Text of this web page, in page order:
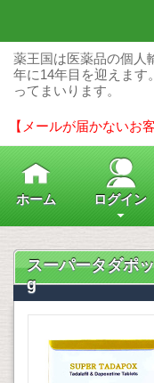
薬王国は医薬品の個人
年に14年目を迎えます
ってまいります。
【メールが届かないお
ホーム ログイン
スーパータダポ
g